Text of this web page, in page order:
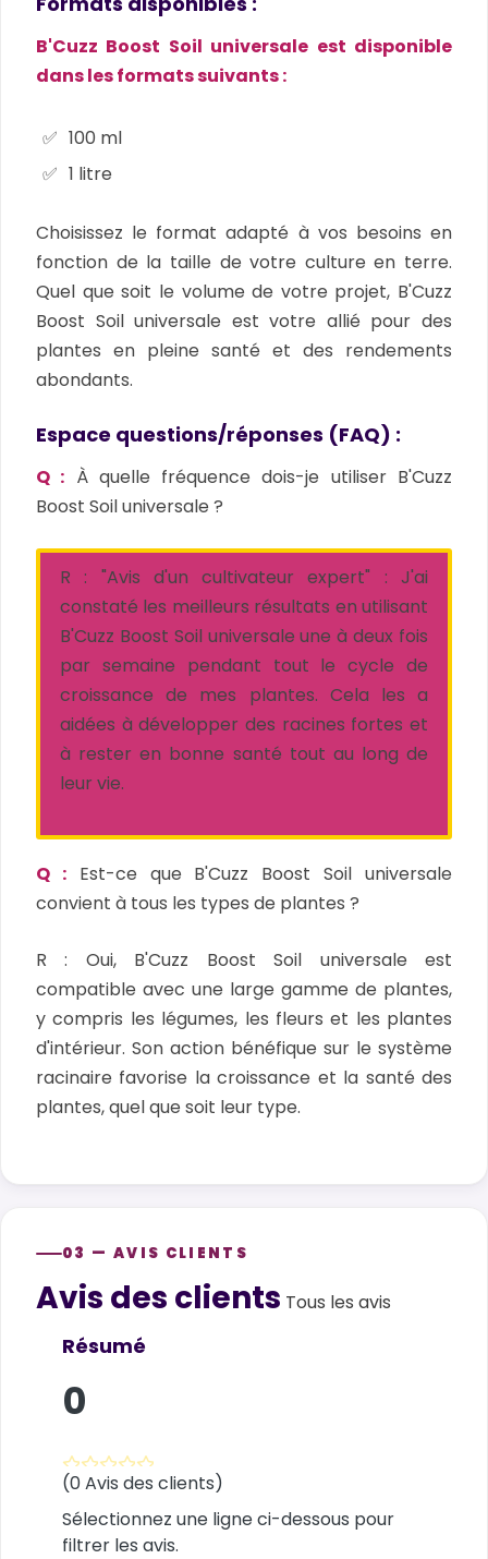
B'Cuzz Boost Soil universale est disponible
dans les formats suivants :
100 ml
1 litre
Choisissez le format adapté à vos besoins en
fonction de la taille de votre culture en terre.
Quel que soit le volume de votre projet, B'Cuzz
Boost Soil universale est votre allié pour des
plantes en pleine santé et des rendements
abondants.
Espace questions/réponses (FAQ) :
Q : À quelle fréquence dois-je utiliser B'Cuzz
Boost Soil universale ?
R : "Avis d'un cultivateur expert" : J'ai
constaté les meilleurs résultats en utilisant
B'Cuzz Boost Soil universale une à deux fois
par semaine pendant tout le cycle de
croissance de mes plantes. Cela les a
aidées à développer des racines fortes et
à rester en bonne santé tout au long de
leur vie.
Q :Est-ce que B'Cuzz Boost Soil universale
convient à tous les types de plantes ?
R : Oui, B'Cuzz Boost Soil universale est
compatible avec une large gamme de plantes,
y compris les légumes, les fleurs et les plantes
d'intérieur. Son action bénéfique sur le système
racinaire favorise la croissance et la santé des
plantes, quel que soit leur type.
03 — AVIS CLIENTS
Customer reviews
Avis des clients Tous les avis
Résumé
0
(0 Avis des clients)
Sélectionnez une ligne ci-dessous pour
filtrer les avis.